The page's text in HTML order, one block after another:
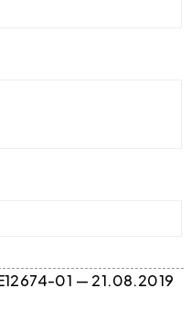
01 — 21.08.2019